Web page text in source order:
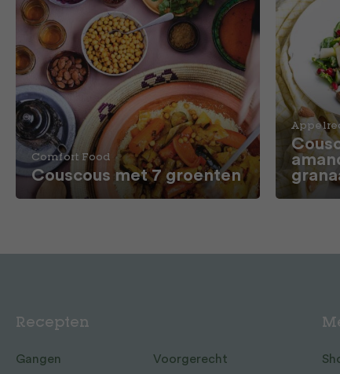
Comfort Food
Couscous met 7 groenten
Recepten
Gangen Voorgerecht